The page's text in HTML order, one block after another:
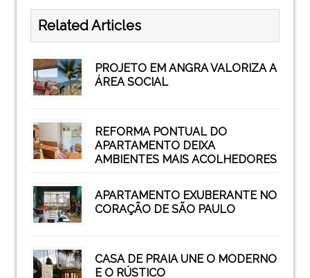
Related Articles
PROJETO EM ANGRA VALORIZA A
ÁREA SOCIAL
REFORMA PONTUAL DO
APARTAMENTO DEIXA
AMBIENTES MAIS ACOLHEDORES
APARTAMENTO EXUBERANTE NO
CORAÇÃO DE SÃO PAULO
CASA DE PRAIA UNE O MODERNO
E O RÚSTICO